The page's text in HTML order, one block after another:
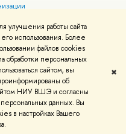
улучшения работы сайта
использования. Более
файлов cookies
обработки персональных
сайтом, вы
об
НИУ ВШЭ и согласны
данных. Вы
в настройках Вашего
✖
здоровья
Условия использования
Карта сайта
вШколе дизайна НИУ ВШЭ